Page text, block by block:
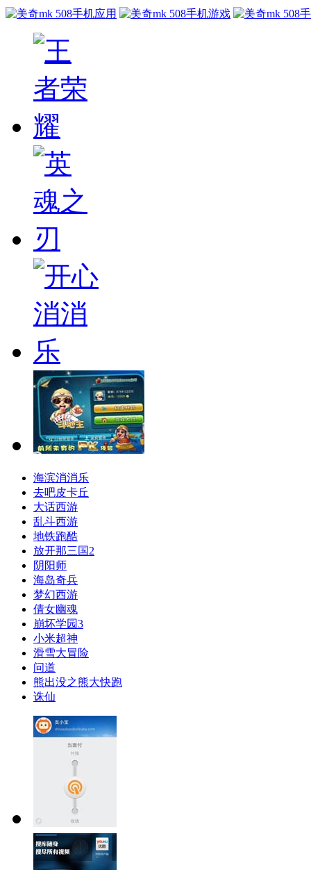
海滨消消乐
去吧皮卡丘
大话西游
乱斗西游
地铁跑酷
放开那三国2
阴阳师
海岛奇兵
梦幻西游
倩女幽魂
崩坏学园3
小米超神
滑雪大冒险
问道
熊出没之熊大快跑
诛仙